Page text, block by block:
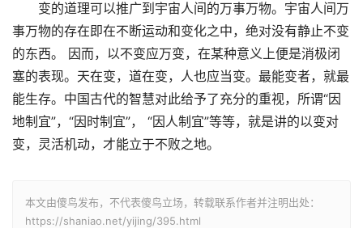
变的道理可以推广到宇宙人间的万事万物。宇宙人间万
事万物的存在即在不断运动和变化之中，绝对没有静止不变
的东西。 因而，以不变应万变，在某种意义上便是消极闭
塞的表现。天在变，道在变，人也应当变。最能变者，就最
能生存。中国古代的智慧对此给予了充分的重视，所谓“因
地制宜”，“因时制宜”， “因人制宜”等等，就是讲的以变对
变，灵活机动，才能立于不败之地。
本文由傻鸟发布，不代表傻鸟立场，转载联系作者并注明出处：
https://shaniao.net/yijing/395.html